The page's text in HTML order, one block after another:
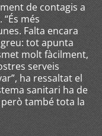
de contagis a
més
Falta encara
tot apunta
molt fàcilment,
serveis
ha ressaltat el
sanitari ha de
també tota la